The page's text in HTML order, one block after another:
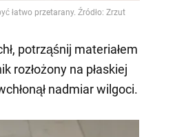
potrząśnij materiałem
rozłożony na płaskiej
nadmiar wilgoci.